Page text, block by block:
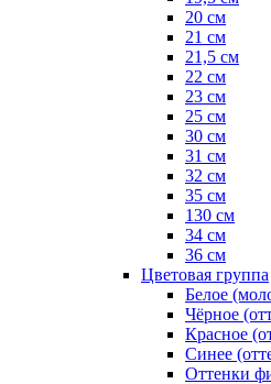
20 см
21 см
21,5 см
22 см
23 см
25 см
30 см
31 см
32 см
35 см
130 см
34 см
36 см
Цветовая группа
Белое
Чёрное
Красное
Синее
Оттенки